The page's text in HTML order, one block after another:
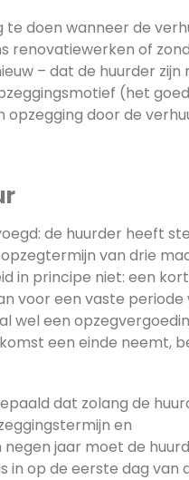
te doen wanneer de
renovatiewerken of
– dat de huurder zijn
(het
door de
de huurder heeft
van drie
in principe niet: een
voor een vaste periode
wel een
een einde neemt,
dat zolang de
en
jaar moet de
op de eerste dag van